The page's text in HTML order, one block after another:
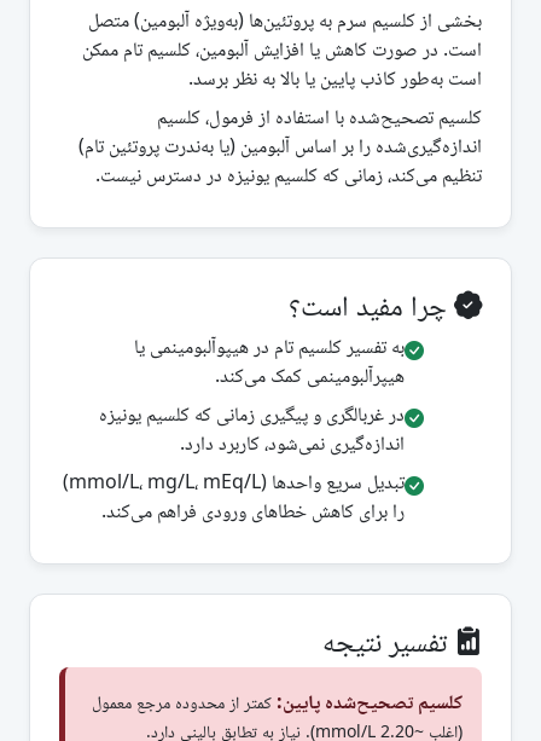
بخشی از کلسیم سرم به پروتئین‌ها (به‌ویژه آلبومین) متصل
است. در صورت کاهش یا افزایش آلبومین، کلسیم تام ممکن
است به‌طور کاذب پایین یا بالا به نظر برسد.
کلسیم تصحیح‌شده با استفاده از فرمول، کلسیم
اندازه‌گیری‌شده را بر اساس آلبومین (یا به‌ندرت پروتئین تام)
تنظیم می‌کند، زمانی که کلسیم یونیزه در دسترس نیست.
چرا مفید است؟
به تفسیر کلسیم تام در هیپوآلبومینمی یا
هیپرآلبومینمی کمک می‌کند.
در غربالگری و پیگیری زمانی که کلسیم یونیزه
اندازه‌گیری نمی‌شود، کاربرد دارد.
تبدیل سریع واحدها (mmol/L، mg/L، mEq/L)
را برای کاهش خطاهای ورودی فراهم می‌کند.
تفسیر نتیجه
کلسیم تصحیح‌شده پایین: کمتر از محدوده مرجع معمول
(اغلب ~2.20 mmol/L). نیاز به تطابق بالینی دارد.